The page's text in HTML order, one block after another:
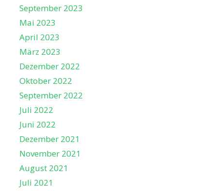
September 2023
Mai 2023
April 2023
März 2023
Dezember 2022
Oktober 2022
September 2022
Juli 2022
Juni 2022
Dezember 2021
November 2021
August 2021
Juli 2021